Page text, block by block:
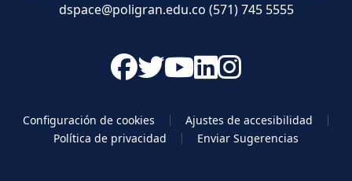
dspace@poligran.edu.co (571) 745 5555
Configuración de cookies
Ajustes de accesibilidad
Política de privacidad
Enviar Sugerencias